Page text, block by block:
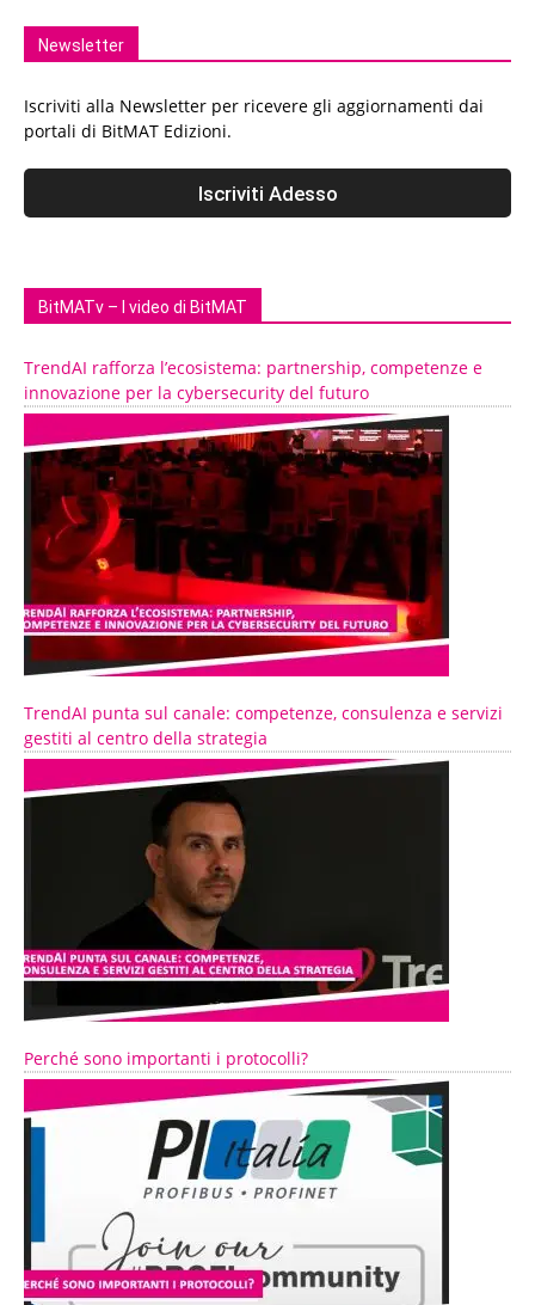
Newsletter
Iscriviti alla Newsletter per ricevere gli aggiornamenti dai
portali di BitMAT Edizioni.
BitMATv – I video di BitMAT
TrendAI rafforza l’ecosistema: partnership, competenze e
innovazione per la cybersecurity del futuro
TrendAI punta sul canale: competenze, consulenza e servizi
gestiti al centro della strategia
Perché sono importanti i protocolli?